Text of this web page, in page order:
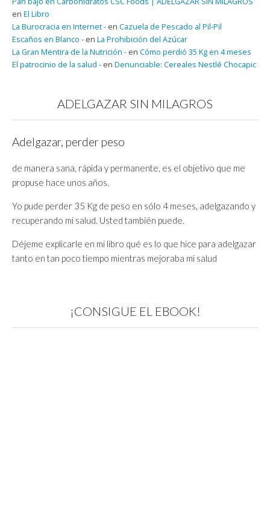
en El Libro
La Burocracia en Internet - en Cazuela de Pescado al Pil-Pil
Escaños en Blanco - en La Prohibición del Azúcar
La Gran Mentira de la Nutrición - en Cómo perdió 35 Kg en 4 meses
El patrocinio de la salud - en Denunciable: Cereales Nestlé Chocapic
ADELGAZAR SIN MILAGROS
Adelgazar, perder peso
de manera sana, rápida y permanente, es el objetivo que me
propuse hace unos años.
Yo pude perder 35 Kg de peso en sólo 4 meses, adelgazando y
recuperando mi salud. Usted también puede.
Déjeme explicarle en mi libro qué es lo que hice para adelgazar
tanto en tan poco tiempo mientras mejoraba mi salud
¡CONSIGUE EL EBOOK!